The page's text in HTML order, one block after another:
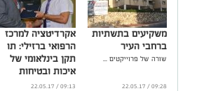
משקיעים בתשתיות
ברחבי העיר
שורה של פרוייקטים ...
09:28 / 22.05.17
אקרדיטציה למרכז
הרפואי ברזילי: תו
תקן בינלאומי של
איכות ובטיחות
...
09:13 / 22.05.17